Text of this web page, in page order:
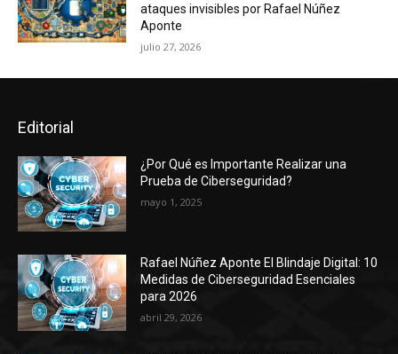
ataques invisibles por Rafael Núñez
Aponte
julio 27, 2026
Editorial
¿Por Qué es Importante Realizar una
Prueba de Ciberseguridad?
mayo 1, 2025
Rafael Núñez Aponte El Blindaje Digital: 10
Medidas de Ciberseguridad Esenciales
para 2026
abril 29, 2026